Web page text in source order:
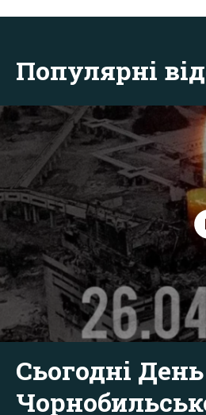
Популярні
Сьогодні